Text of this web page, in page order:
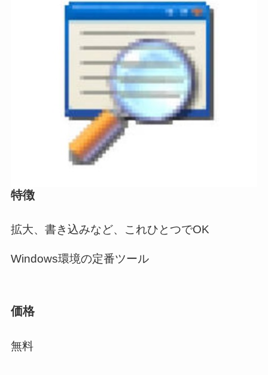
特徴
拡大、書き込みなど、これひとつでOK
Windows環境の定番ツール
価格
無料